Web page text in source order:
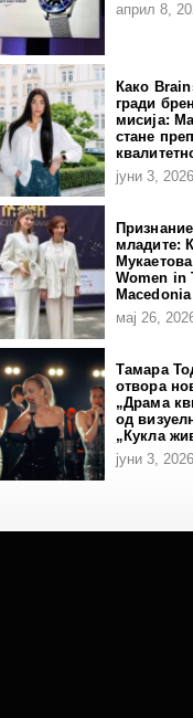
април 8,
Како
гради
мисија:
стане
јуни 3, 2026
младите:
Women in
Macedonia
мај 26,
Тамара
отвора
„Драма
од
„Кукла
јуни 3, 2026